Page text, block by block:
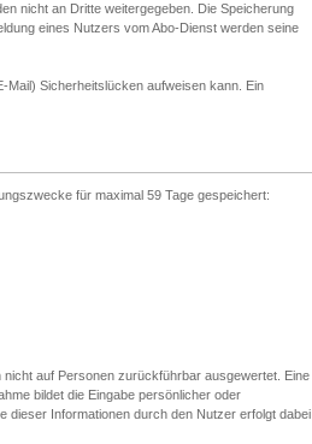
nicht an Dritte weitergegeben. Die Speicherung
eines Nutzers vom Abo-Dienst werden seine
Mail) Sicherheitslücken aufweisen kann. Ein
für maximal 59 Tage gespeichert:
auf Personen zurückführbar ausgewertet. Eine
bildet die Eingabe persönlicher oder
dieser Informationen durch den Nutzer erfolgt dabei